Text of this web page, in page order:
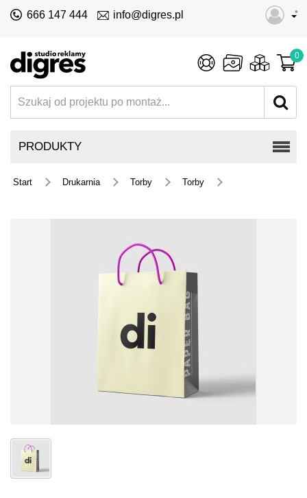
•
666 147 444 info@digres.pl
0
PRODUKTY
Start Drukarnia Torby Torby